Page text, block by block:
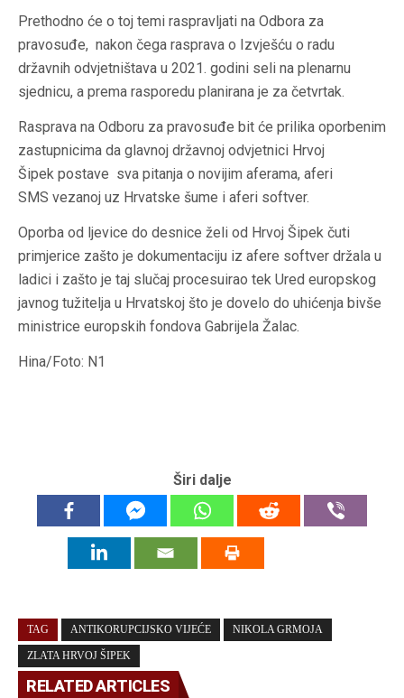
Prethodno će o toj temi raspravljati na Odbora za
pravosuđe, nakon čega rasprava o Izvješću o radu
državnih odvjetništava u 2021. godini seli na plenarnu
sjednicu, a prema rasporedu planirana je za četvrtak.
Rasprava na Odboru za pravosuđe bit će prilika oporbenim
zastupnicima da glavnoj državnoj odvjetnici Hrvoj
Šipek postave sva pitanja o novijim aferama, aferi
SMS vezanoj uz Hrvatske šume i aferi softver.
Oporba od ljevice do desnice želi od Hrvoj Šipek čuti
primjerice zašto je dokumentaciju iz afere softver držala u
ladici i zašto je taj slučaj procesuirao tek Ured europskog
javnog tužitelja u Hrvatskoj što je dovelo do uhićenja bivše
ministrice europskih fondova Gabrijela Žalac.
Hina/Foto: N1
Širi dalje
TAG ANTIKORUPCIJSKO VIJEĆE NIKOLA GRMOJA
ZLATA HRVOJ ŠIPEK
RELATED ARTICLES